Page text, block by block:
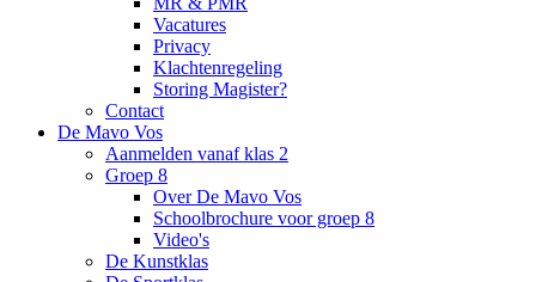
Vacatures
Privacy
Klachtenregeling
Storing Magister?
Contact
De Mavo Vos
Aanmelden vanaf klas 2
Groep 8
Over De Mavo Vos
Schoolbrochure voor groep 8
Video's
De Kunstklas